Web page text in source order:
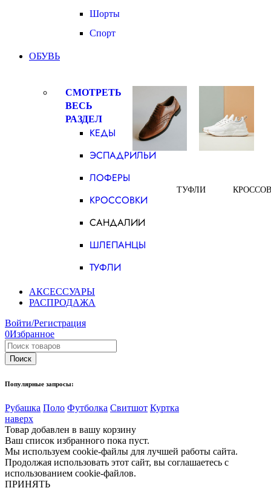
Шорты
Спорт
ОБУВЬ
СМОТРЕТЬ
ВЕСЬ
РАЗДЕЛ
КЕДЫ
ЭСПАДРИЛЬИ
ЛОФЕРЫ
КРОССОВКИ
САНДАЛИИ
ШЛЕПАНЦЫ
ТУФЛИ
ТУФЛИ
АКСЕССУАРЫ
РАСПРОДАЖА
Войти/Регистрация
0Избранное
Популярные запросы:
Рубашка Поло Футболка Свитшот Куртка
наверх
Товар добавлен в вашу корзину
Ваш список избранного пока пуст.
Мы используем cookie-файлы для лучшей работы сайта.
Продолжая использовать этот сайт, вы соглашаетесь с
использованием cookie-файлов.
ПРИНЯТЬ